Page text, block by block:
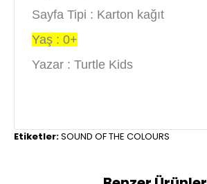
Sayfa Tipi : Karton kağıt
Yaş : 0+
Yazar : Turtle Kids
Etiketler:SOUND OF THE COLOURS